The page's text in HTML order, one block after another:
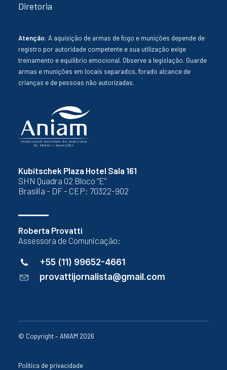
Kubitschek Plaza Hotel Sala 161
SHN Quadra 02 Bloco “E”
Brasília - DF - CEP: 70322-902
Roberta Provatti
Assessora de Comunicação:
+55 (11) 99652-4661
provattijornalista@gmail.com
Diretoria
Atenção: A aquisição de armas de fogo e munições depende de
registro por autoridade competente e sua utilização exige
treinamento e equilíbrio emocional. Observe a legislação. Guarde
armas e munições em locais separados, forado alcance de
crianças e de pessoas não autorizadas.
© Copyright – ANIAM 2026
Política de privacidade